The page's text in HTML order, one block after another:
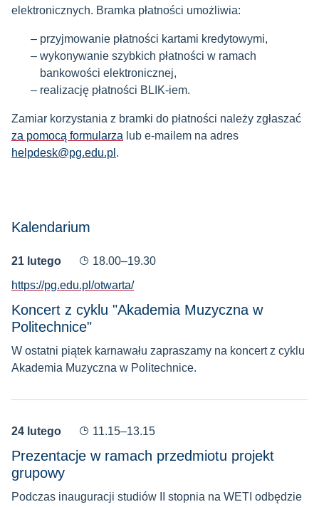
elektronicznych. Bramka płatności umożliwia:
przyjmowanie płatności kartami kredytowymi,
wykonywanie szybkich płatności w ramach
bankowości elektronicznej,
realizację płatności BLIK-iem.
Zamiar korzystania z bramki do płatności należy zgłaszać
za pomocą formularza lub e-mailem na adres
helpdesk@pg.edu.pl .
Kalendarium
21 lutego
18.00–19.30
https://pg.edu.pl/otwarta/
Koncert z cyklu "Akademia Muzyczna w
Politechnice"
W ostatni piątek karnawału zapraszamy na koncert z cyklu
Akademia Muzyczna w Politechnice.
24 lutego 11.15–13.15
Prezentacje w ramach przedmiotu projekt
grupowy
Podczas inauguracji studiów II stopnia na WETI odbędzie